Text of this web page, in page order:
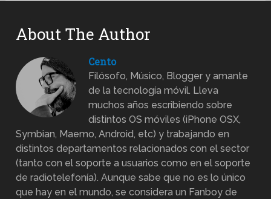
About The Author
Cento
Filósofo, Músico, Blogger y amante
de la tecnología móvil. Lleva
muchos años escribiendo sobre
distintos OS móviles (iPhone OSX,
Symbian, Maemo, Android, etc) y trabajando en
distintos departamentos relacionados con el sector
(tanto con el soporte a usuarios como en el soporte
de radiotelefonía). Aunque sabe que no es lo único
que hay en el mundo, se considera un Fanboy de